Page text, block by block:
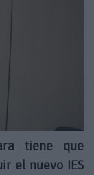
tiene que
el nuevo IES